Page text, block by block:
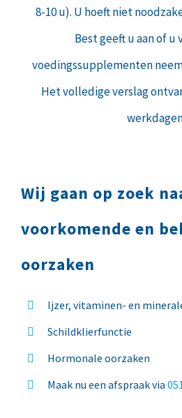
8-10 u). U hoeft niet
Best geeft u aan of u
voedingssupplementen
Het volledige verslag
Wij gaan op zoek
voorkomende en
oorzaken
Ijzer, vitaminen- en
Schildklierfunctie
Hormonale oorzaken
Maak nu een afspraak via